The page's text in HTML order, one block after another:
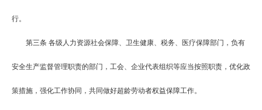
行。
第三条 各级人力资源社会保障、卫生健康、税务、医疗保障部门，负有
安全生产监督管理职责的部门，工会、企业代表组织等应当按照职责，优化政
策措施，强化工作协同，共同做好超龄劳动者权益保障工作。